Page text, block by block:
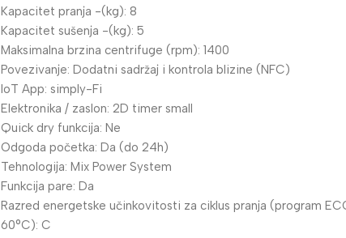
Kapacitet pranja -(kg): 8
Kapacitet sušenja -(kg): 5
Maksimalna brzina centrifuge (rpm): 1400
Povezivanje: Dodatni sadržaj i kontrola blizine (NFC)
IoT App: simply-Fi
Elektronika / zaslon: 2D timer small
Quick dry funkcija: Ne
Odgoda početka: Da (do 24h)
Tehnologija: Mix Power System
Funkcija pare: Da
Razred energetske učinkovitosti za ciklus pranja (program
60°C): C